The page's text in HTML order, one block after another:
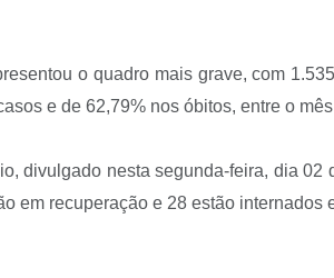
o quadro mais grave, com
e de 62,79% nos óbitos, entre o
divulgado nesta segunda-feira, dia
em recuperação e 28 estão